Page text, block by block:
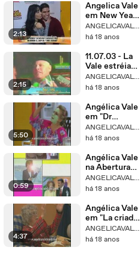
2:13
Angelica Vale
em New Year
´s Eve (ensaio)
ANGELICAVALEBRASIL
há 18 anos
2:15
11.07.03 - La
Vale estréia
no
Metropolitan
ANGELICAVALEBRASIL
há 18 anos
5:50
Angélica Vale
em "Dr
Candido
Perez"
ANGELICAVALEBRASIL
há 18 anos
0:59
Angélica Vale
na Abertura
do La ParodiaANGELICAVALEBRASIL
há 18 anos
4:37
Angélica Vale
em "La criada
bien criada" ANGELICAVALEBRASIL
há 18 anos